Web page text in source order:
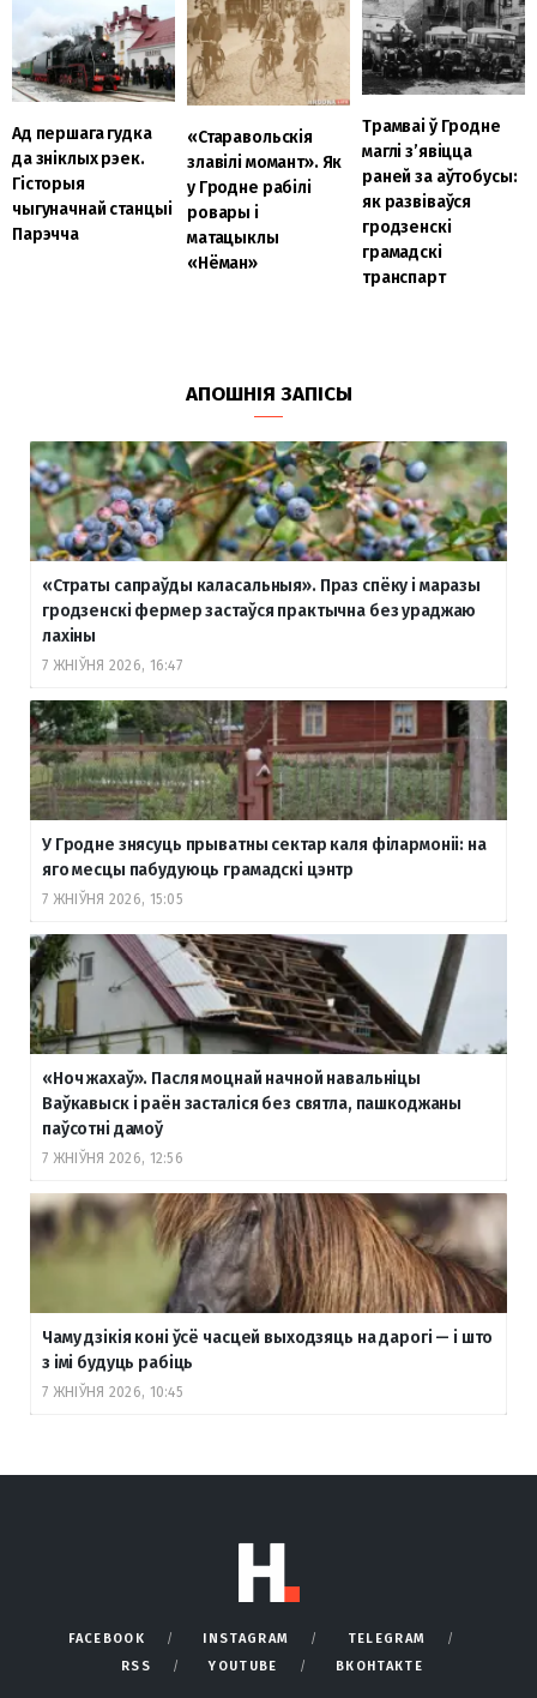
Ад першага гудка
да зніклых рэек.
Гісторыя
чыгуначнай станцыі
Парэчча
«Старавольскія
злавілі момант». Як
у Гродне рабілі
ровары і
матацыклы
«Нёман»
Трамваі ў Гродне
маглі з’явіцца
раней за аўтобусы:
як развіваўся
гродзенскі
грамадскі
транспарт
АПОШНІЯ ЗАПІСЫ
«Страты сапраўды каласальныя». Праз спёку і маразы
гродзенскі фермер застаўся практычна без ураджаю
лахіны
7 ЖНІЎНЯ 2026, 16:47
У Гродне знясуць прыватны сектар каля філармоніі: на
яго месцы пабудуюць грамадскі цэнтр
7 ЖНІЎНЯ 2026, 15:05
«Ноч жахаў». Пасля моцнай начной навальніцы
Ваўкавыск і раён засталіся без святла, пашкоджаны
паўсотні дамоў
7 ЖНІЎНЯ 2026, 12:56
Чаму дзікія коні ўсё часцей выходзяць на дарогі — і што
з імі будуць рабіць
7 ЖНІЎНЯ 2026, 10:45
FACEBOOK INSTAGRAM
TELEGRAM
RSS
YOUTUBE ВКОНТАКТЕ